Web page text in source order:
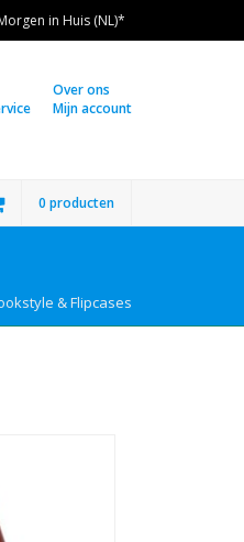
in Huis (NL)*
Over ons
Mijn account
0 producten
& Flipcases